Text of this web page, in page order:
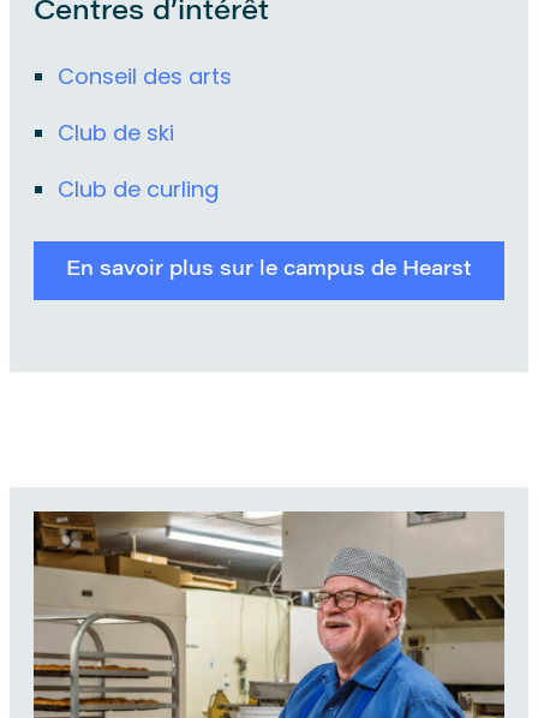
Centres d’intérêt
Conseil des arts
Club de ski
Club de curling
En savoir plus sur le campus de Hearst